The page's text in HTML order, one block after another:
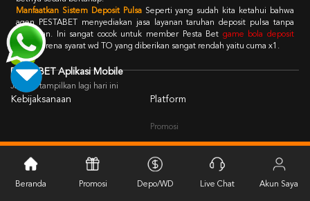
PESTABET Aplikasi Mobile
Jangan tampilkan lagi hari ini
Manfaatkan Sistem Deposit Pulsa Seperti yang sudah kita ketahui bahwa
agen PESTABET menyediakan jasa layanan taruhan deposit pulsa tanpa
potongan. Ini sangat cocok untuk member Pesta Bet game bola deposit
pulsa
karena syarat wd TO yang diberikan sangat rendah yaitu cuma x1.
Kebijaksanaan Platform
Promosi
Kategori Dukungan
Beranda Promosi Depo/WD Live Chat Akun Saya